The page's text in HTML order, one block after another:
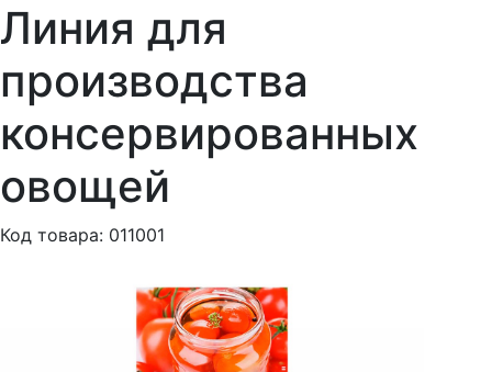
Линия для
производства
консервированных
овощей
Код товара: 011001